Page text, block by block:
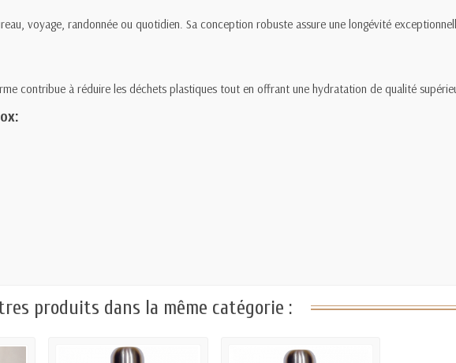
voyage, randonnée ou quotidien. Sa conception robuste assure une longévité
contribue à réduire les déchets plastiques tout en offrant une hydratation de qualité
produits dans la même catégorie :